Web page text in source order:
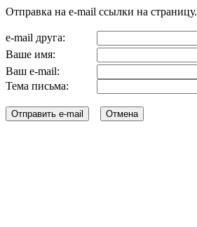
Отправка на e-mail ссылки на страницу.
e-mail друга:
Ваше имя:
Ваш e-mail:
Тема письма: